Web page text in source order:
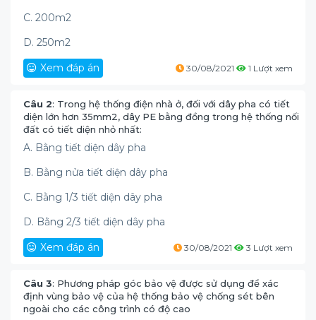
C. 200m2
D. 250m2
Xem đáp án
30/08/2021 1 Lượt xem
Câu 2: Trong hệ thống điện nhà ở, đối với dây pha có tiết
diện lớn hơn 35mm2, dây PE bằng đồng trong hệ thống nối
đất có tiết diện nhỏ nhất:
A. Bằng tiết diện dây pha
B. Bằng nửa tiết diện dây pha
C. Bằng 1/3 tiết diện dây pha
D. Bằng 2/3 tiết diện dây pha
Xem đáp án
30/08/2021 3 Lượt xem
Câu 3: Phương pháp góc bảo vệ được sử dụng để xác
định vùng bảo vệ của hệ thống bảo vệ chống sét bên
ngoài cho các công trình có độ cao